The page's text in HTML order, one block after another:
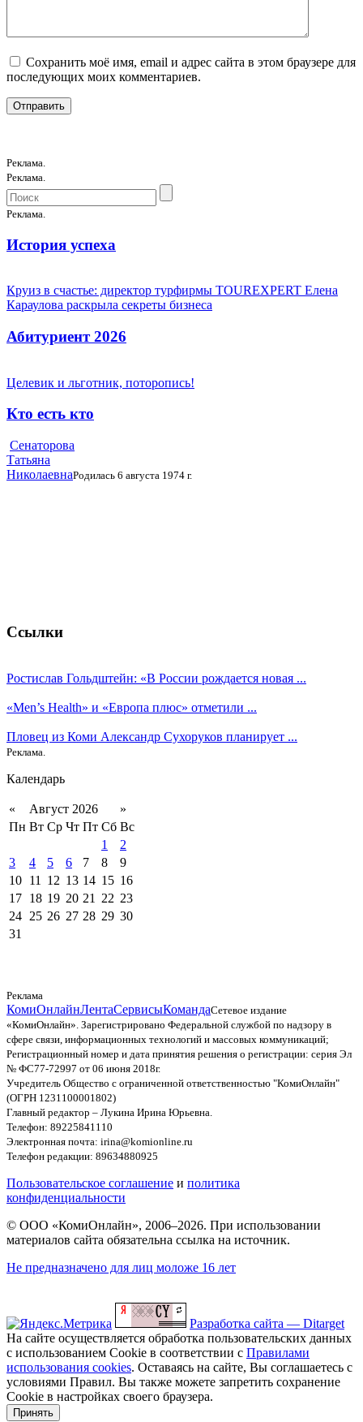
Сохранить моё имя, email и адрес сайта в этом браузере для
последующих моих комментариев.
Реклама.
Реклама.
Реклама.
История успеха
Круиз в счастье: директор турфирмы TOUREXPERT Елена
Караулова раскрыла секреты бизнеса
Абитуриент 2026
Целевик и льготник, поторопись!
Кто есть кто
Сенаторова
Татьяна
НиколаевнаРодилась 6 августа 1974 г.
Ссылки
Ростислав Гольдштейн: «В России рождается новая ...
«Men’s Health» и «Европа плюс» отметили ...
Пловец из Коми Александр Сухоруков планирует ...
Реклама.
Календарь
« Август 2026
»
Пн Вт Ср Чт Пт Сб Вс
1
2
3
4 5 6 7 8
9
10 11 12 13 14 15 16
17 18 19 20 21 22 23
24 25 26 27 28 29 30
31
Реклама
КомиОнлайнЛентаСервисыКомандаСетевое издание
«КомиОнлайн». Зарегистрировано Федеральной службой по надзору в
сфере связи, информационных технологий и массовых коммуникаций;
Регистрационный номер и дата принятия решения о регистрации: серия Эл
№ ФС77-72997 от 06 июня 2018г.
Учредитель Общество с ограниченной ответственностью "КомиОнлайн"
(ОГРН 1231100001802)
Главный редактор – Лукина Ирина Юрьевна.
Телефон: 89225841110
Электронная почта: irina@komionline.ru
Телефон редакции: 89634880925
Пользовательское соглашение и политика
конфиденциальности
© ООО «КомиОнлайн», 2006–2026. При использовании
материалов сайта обязательна ссылка на источник.
Не предназначено для лиц моложе 16 лет
Разработка сайта — Ditarget
На сайте осуществляется обработка пользовательских данных
с использованием Cookie в соответствии с Правилами
использования cookies. Оставаясь на сайте, Вы соглашаетесь с
условиями Правил. Вы также можете запретить сохранение
Cookie в настройках своего браузера.
Принять